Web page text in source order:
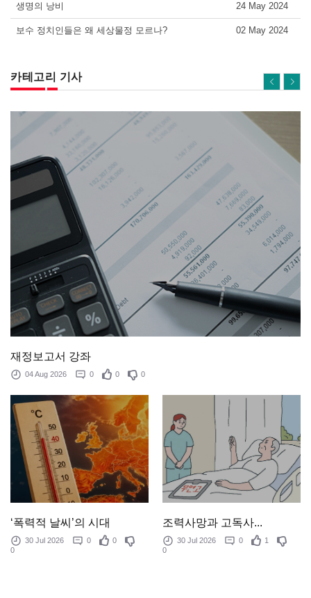
생명의 낭비 24 May 2024
보수 정치인들은 왜 세상물정 모르나? 02 May 2024
카테고리 기사
재정보고서 강좌
04 Aug 2026 0 0 0
‘폭력적 날씨’의 시대
30 Jul 2026 0
0
0
조력사망과 고독사...
30 Jul 2026 0
1
0